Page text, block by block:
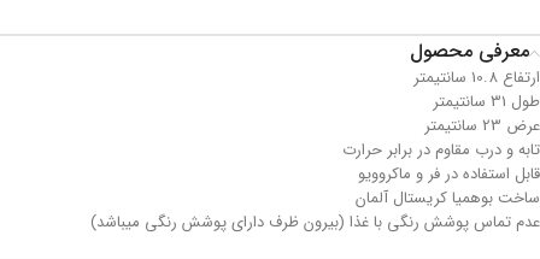
معرفی محصول
ارتفاع 10.8 سانتیمتر
طول 31 سانتیمتر
عرض 23 سانتیمتر
تابه و درب مقاوم در برابر حرارت
قابل استفاده در فر و ماکروویو
ساخت بوهمیا کریستال آلمان
عدم تماس پوشش رنگی با غذا (بیرون ظرف دارای پوشش رنگی میباشد)